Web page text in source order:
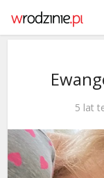
5 lat